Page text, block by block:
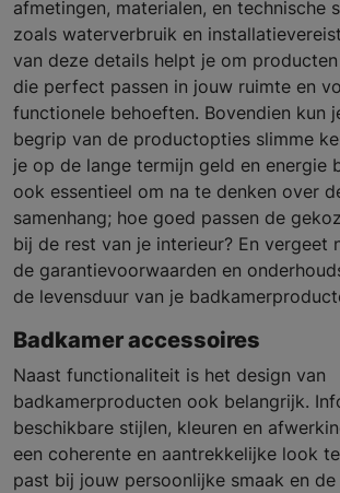
afmetingen, materialen, en technische
zoals waterverbruik en
van deze details helpt je om
die perfect passen in jouw ruimte en
functionele behoeften. Bovendien kun
begrip van de productopties slimme
je op de lange termijn geld en energie
ook essentieel om na te denken over
samenhang; hoe goed passen de
bij de rest van je interieur? En vergeet
de garantievoorwaarden en
de levensduur van je
Badkamer accessoires
Naast functionaliteit is het design van
badkamerproducten ook belangrijk.
beschikbare stijlen, kleuren en
een coherente en aantrekkelijke look
past bij jouw persoonlijke smaak en